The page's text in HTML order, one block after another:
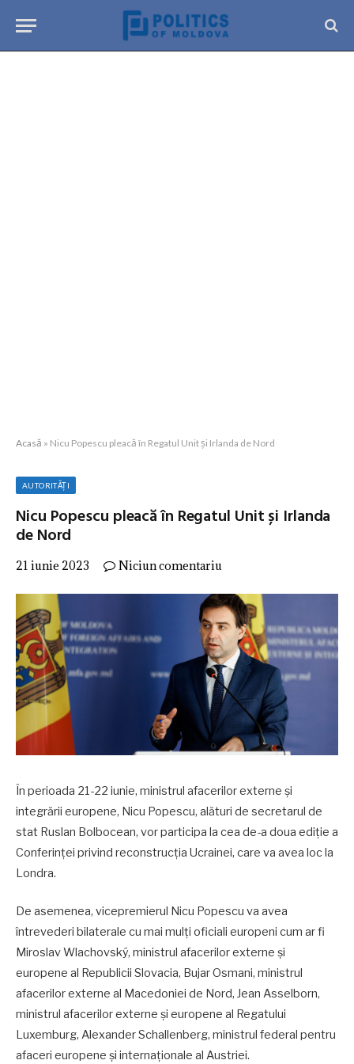
Acasă » Nicu Popescu pleacă în Regatul Unit și Irlanda de Nord
AUTORITĂȚI
Nicu Popescu pleacă în Regatul Unit și Irlanda
de Nord
21 iunie 2023 Niciun comentariu
În perioada 21-22 iunie, ministrul afacerilor externe și
integrării europene, Nicu Popescu, alături de secretarul de
stat Ruslan Bolbocean, vor participa la cea de-a doua ediție a
Conferinței privind reconstrucția Ucrainei, care va avea loc la
Londra.
De asemenea, vicepremierul Nicu Popescu va avea
întrevederi bilaterale cu mai mulți oficiali europeni cum ar fi
Miroslav Wlachovský, ministrul afacerilor externe și
europene al Republicii Slovacia, Bujar Osmani, ministrul
afacerilor externe al Macedoniei de Nord, Jean Asselborn,
ministrul afacerilor externe și europene al Regatului
Luxemburg, Alexander Schallenberg, ministrul federal pentru
afaceri europene și internaționale al Austriei.